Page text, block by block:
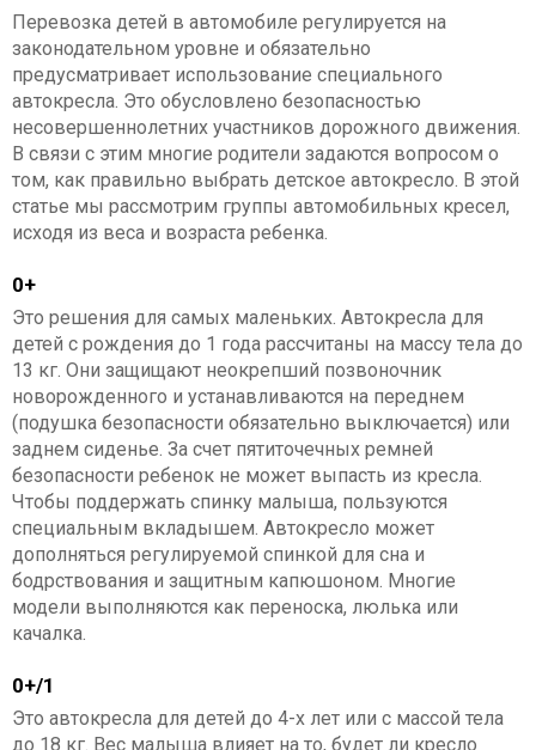
Перевозка детей в автомобиле регулируется на
законодательном уровне и обязательно
предусматривает использование специального
автокресла. Это обусловлено безопасностью
несовершеннолетних участников дорожного движения.
В связи с этим многие родители задаются вопросом о
том, как правильно выбрать детское автокресло. В этой
статье мы рассмотрим группы автомобильных кресел,
исходя из веса и возраста ребенка.
0+
Это решения для самых маленьких. Автокресла для
детей с рождения до 1 года рассчитаны на массу тела до
13 кг. Они защищают неокрепший позвоночник
новорожденного и устанавливаются на переднем
(подушка безопасности обязательно выключается) или
заднем сиденье. За счет пятиточечных ремней
безопасности ребенок не может выпасть из кресла.
Чтобы поддержать спинку малыша, пользуются
специальным вкладышем. Автокресло может
дополняться регулируемой спинкой для сна и
бодрствования и защитным капюшоном. Многие
модели выполняются как переноска, люлька или
качалка.
0+/1
Это автокресла для детей до 4-х лет или с массой тела
до 18 кг. Вес малыша влияет на то, будет ли кресло